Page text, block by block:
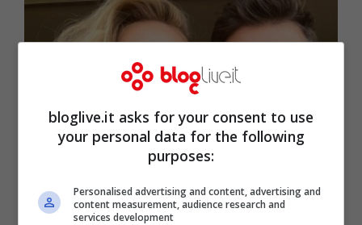
Chiara Ferragni e Fedez (screenshot Instagram)
bloglive.it asks for your consent to use
your personal data for the following
purposes:
Personalised advertising and content, advertising and
content measurement, audience research and
services development